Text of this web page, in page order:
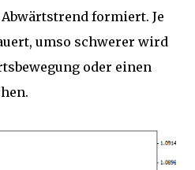
formiert. Je
umso schwerer wird
oder einen